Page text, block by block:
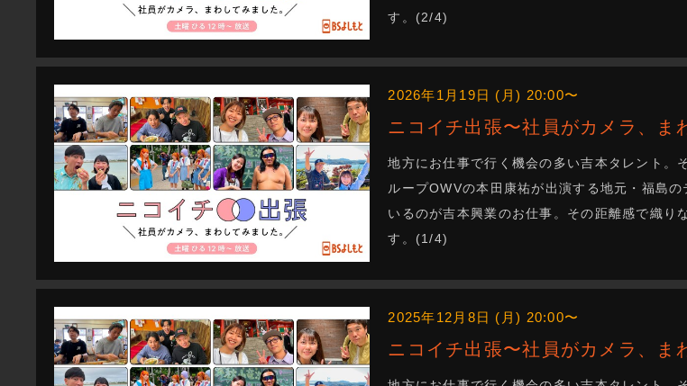
す。(2/4)
2026年1月19日 (月) 20:00〜
ニコイチ出張〜社員がカメラ、
地方にお仕事で行く機会の多い吉本タレント。
ループOWVの本田康祐が出演する地元・福島
いるのが吉本興業のお仕事。その距離感で織り
す。(1/4)
2025年12月8日 (月) 20:00〜
ニコイチ出張〜社員がカメラ、